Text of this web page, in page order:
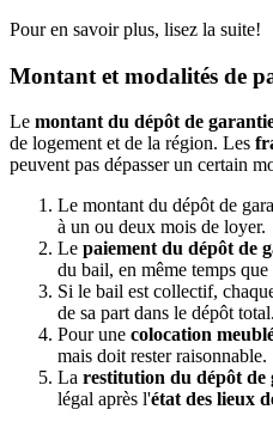
Pour en savoir plus, lisez la suite!
Montant et modalités de
Le montant du dépôt de
de logement et de la région. Les
peuvent pas dépasser un certain
Le montant du dépôt de
à un ou deux mois de loyer.
Le paiement du dépôt de
du bail, en même temps
Si le bail est collectif,
de sa part dans le dépôt total.
Pour une colocation
mais doit rester raisonnable.
La restitution du dépôt de
légal après l'état des lieux